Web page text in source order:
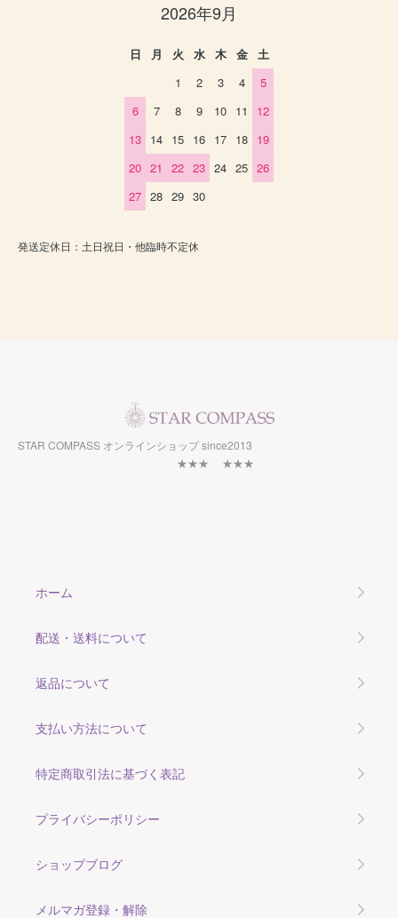
2026年9月
日 月 火 水 木 金
土
1
2 3 4
5
6
7 8 9 10 11
12
13 14 15 16 17 18 19
20 21 22 23 24 25 26
27 28 29 30
発送定休日：土日祝日・他臨時不定休
STAR COMPASS オンラインショップ since2013
★★★ ★★★
ホーム
配送・送料について
返品について
支払い方法について
特定商取引法に基づく表記
プライバシーポリシー
ショップブログ
メルマガ登録・解除